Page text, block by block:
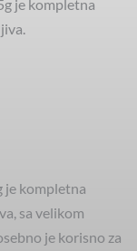
je kompletna
je kompletna
sa velikom
je korisno za